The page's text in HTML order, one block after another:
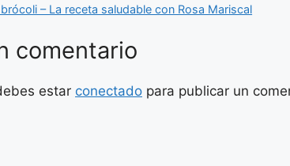
– La receta saludable con Rosa Mariscal
comentario
estar conectado para publicar un